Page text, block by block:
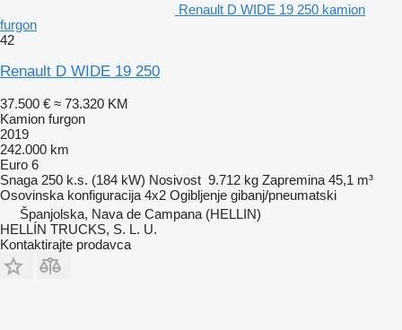
Renault D WIDE 19 250 kamion
furgon
42
Renault D WIDE 19 250
37.500 € ≈ 73.320 KM
Kamion furgon
2019
242.000 km
Euro 6
Snaga 250 k.s. (184 kW) Nosivost 9.712 kg Zapremina 45,1 m³
Osovinska konfiguracija 4x2 Ogibljenje gibanj/pneumatski
Španjolska, Nava de Campana (HELLIN)
HELLÍN TRUCKS, S. L. U.
Kontaktirajte prodavca